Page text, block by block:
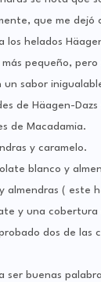
que me dejó
los helados
pequeño, pero
sabor
de Häagen-
de Macadamia.
y caramelo.
blanco y
almendras ( este
y una
dos de las
ser buenas